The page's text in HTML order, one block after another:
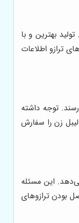
بهترین و با
ترازو اطلاعات
توجه داشته
زن را سفارش
این مسئله
بودن ترازوهای